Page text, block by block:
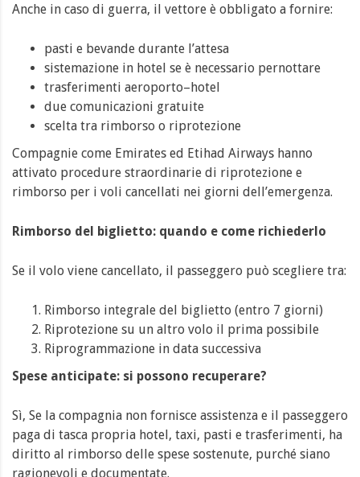
Anche in caso di guerra, il vettore è obbligato a fornire:
pasti e bevande durante l’attesa
sistemazione in hotel se è necessario pernottare
trasferimenti aeroporto–hotel
due comunicazioni gratuite
scelta tra rimborso o riprotezione
Compagnie come Emirates ed Etihad Airways hanno
attivato procedure straordinarie di riprotezione e
rimborso per i voli cancellati nei giorni dell’emergenza.
Rimborso del biglietto: quando e come richiederlo
Se il volo viene cancellato, il passeggero può scegliere tra:
Rimborso integrale del biglietto (entro 7 giorni)
Riprotezione su un altro volo il prima possibile
Riprogrammazione in data successiva
Spese anticipate: si possono recuperare?
Sì, Se la compagnia non fornisce assistenza e il passeggero
paga di tasca propria hotel, taxi, pasti e trasferimenti, ha
diritto al rimborso delle spese sostenute, purché siano
ragionevoli e documentate.